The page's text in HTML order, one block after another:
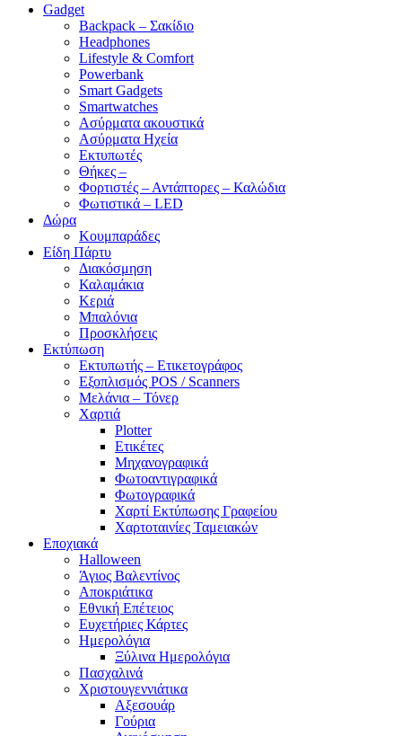
Gadget
Backpack – Σακίδιο
Headphones
Lifestyle & Comfort
Powerbank
Smart Gadgets
Smartwatches
Ασύρματα ακουστικά
Ασύρματα Ηχεία
Εκτυπωτές
Θήκες –
Φορτιστές – Αντάπτορες – Καλώδια
Φωτιστικά – LED
Δώρα
Κουμπαράδες
Είδη Πάρτυ
Διακόσμηση
Καλαμάκια
Κεριά
Μπαλόνια
Προσκλήσεις
Εκτύπωση
Εκτυπωτής – Ετικετογράφος
Εξοπλισμός POS / Scanners
Μελάνια – Τόνερ
Χαρτιά
Plotter
Ετικέτες
Μηχανογραφικά
Φωτοαντιγραφικά
Φωτογραφικά
Χαρτί Εκτύπωσης Γραφείου
Χαρτοταινίες Ταμειακών
Εποχιακά
Halloween
Άγιος Βαλεντίνος
Αποκριάτικα
Εθνική Επέτειος
Ευχετήριες Κάρτες
Ημερολόγια
Ξύλινα Ημερολόγια
Πασχαλινά
Χριστουγεννιάτικα
Αξεσουάρ
Γούρια